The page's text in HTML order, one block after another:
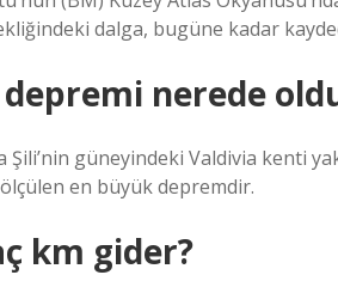
dalga, bugüne kadar
nerede
Şili’nin güneyindeki Valdivia kenti
en büyük depremdir.
km gider?